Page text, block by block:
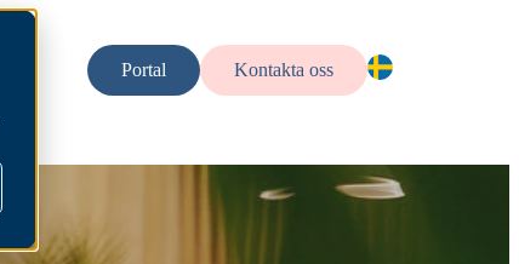
Portal Kontakta oss
NO — No